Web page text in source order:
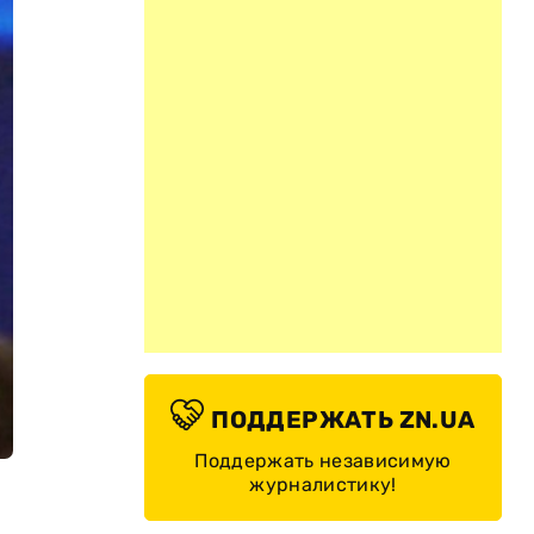
ПОДДЕРЖАТЬ ZN.UA
Поддержать независимую
журналистику!